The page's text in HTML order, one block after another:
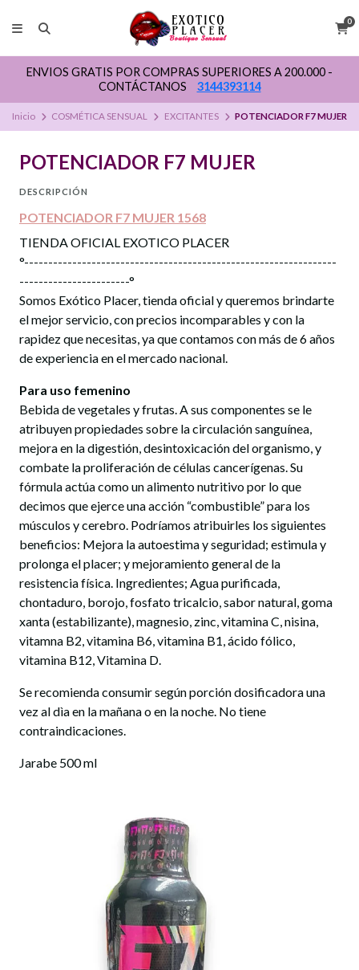
0
ENVIOS GRATIS POR COMPRAS SUPERIORES A 200.000 -
CONTÁCTANOS
3144393114
Inicio COSMÉTICA SENSUAL EXCITANTES POTENCIADOR F7 MUJER
POTENCIADOR F7 MUJER
DESCRIPCIÓN
POTENCIADOR F7 MUJER 1568
TIENDA OFICIAL EXOTICO PLACER
°-----------------------------------------------------------------
-----------------------°
Somos Exótico Placer, tienda oficial y queremos brindarte
el mejor servicio, con precios incomparables y con la
rapidez que necesitas, ya que contamos con más de 6 años
de experiencia en el mercado nacional.
Para uso femenino
Bebida de vegetales y frutas. A sus componentes se le
atribuyen propiedades sobre la circulación sanguínea,
mejora en la digestión, desintoxicación del organismo, y
combate la proliferación de células cancerígenas. Su
fórmula actúa como un alimento nutritivo por lo que
decimos que ejerce una acción “combustible” para los
músculos y cerebro. Podríamos atribuirles los siguientes
beneficios: Mejora la autoestima y seguridad; estimula y
prolonga el placer; y mejoramiento general de la
resistencia física. Ingredientes; Agua purificada,
chontaduro, borojo, fosfato tricalcio, sabor natural, goma
xanta (estabilizante), magnesio, zinc, vitamina C, nisina,
vitamna B2, vitamina B6, vitamina B1, ácido fólico,
vitamina B12, Vitamina D.
Se recomienda consumir según porción dosificadora una
vez al dìa en la mañana o en la noche. No tiene
contraindicaciones.
Jarabe 500 ml